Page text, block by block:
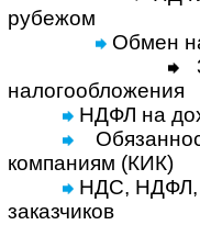
рубежом
Обмен
налогообложения
НДФЛ на
компаниям (КИК)
НДС, НДФЛ,
заказчиков